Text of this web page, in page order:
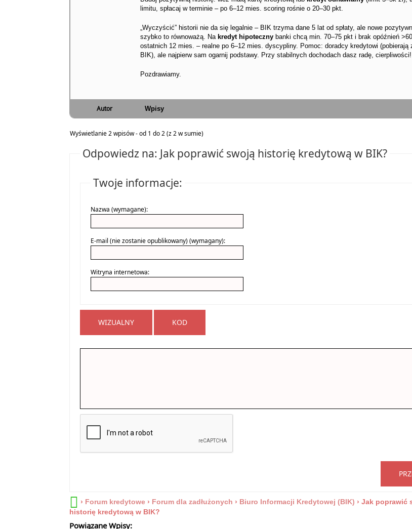
limitu, spłacaj w terminie – po 6–12 mies. scoring rośnie o 20–30 pkt.
„Wyczyścić” historii nie da się legalnie – BIK trzyma dane 5 lat od spłaty, ale nowe
szybko to równoważą. Na kredyt hipoteczny banki chcą min. 70–75 pkt i brak opóźnień
ostatnich 12 mies. – realne po 6–12 mies. dyscypliny. Pomoc: doradcy kredytowi (pobierają
BIK), ale najpierw sam ogarnij podstawy. Przy stabilnych dochodach dasz radę, cierpliwości!
Pozdrawiamy.
Autor Wpisy
Wyświetlanie 2 wpisów - od 1 do 2 (z 2 w sumie)
Odpowiedz na: Jak poprawić swoją historię kredytową w BIK?
Twoje informacje:
Nazwa (wymagane):
E-mail (nie zostanie opublikowany) (wymagany):
Witryna internetowa:
WIZUALNY KOD
› Forum kredytowe › Forum dla zadłużonych › Biuro Informacji Kredytowej (BIK) › Jak poprawić
historię kredytową w BIK?
Powiązane Wpisy: